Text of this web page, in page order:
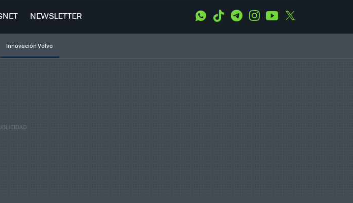
NEWSLETTER WhatsApp
Tiktok TelegramInstagramYoutube
Innovación Volvo